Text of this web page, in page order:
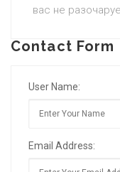
вас не
Contact Form
User Name:
Email Address: